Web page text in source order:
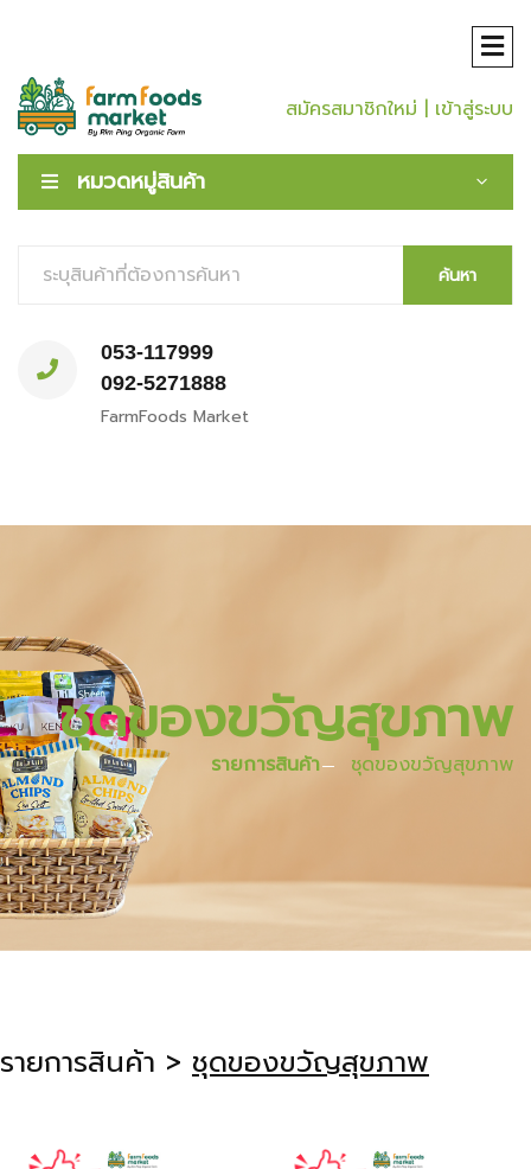
สมัครสมาชิกใหม่ | เข้าสู่ระบบ
หมวดหมู่สินค้า
ค้นหา
053-117999
092-5271888
FarmFoods Market
ชุดของขวัญสุขภาพ
รายการสินค้า ชุดของขวัญสุขภาพ
รายการสินค้า > ชุดของขวัญสุขภาพ